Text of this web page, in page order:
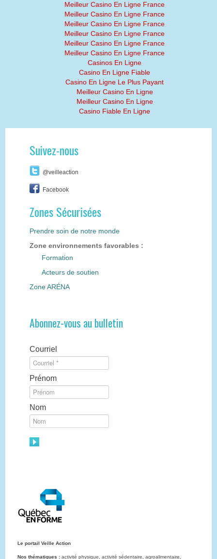
Meilleur Casino En Ligne France
Meilleur Casino En Ligne France
Meilleur Casino En Ligne France
Meilleur Casino En Ligne France
Meilleur Casino En Ligne France
Meilleur Casino En Ligne France
Casinos En Ligne
Casino En Ligne Fiable
Casino En Ligne Le Plus Payant
Meilleur Casino En Ligne
Meilleur Casino En Ligne
Casino Fiable En Ligne
Suivez-nous
@veilleaction
Facebook
Zones Sécurisées
Prendre soin de notre monde
Zone environnements favorables :
Formation
Acteurs de soutien
Zone ARÉNA
Abonnez-vous au bulletin
Courriel
Prénom
Nom
Le portail Veille Action
Nos thématiques : activité physique, activité sédentaire, agroalimentaire,